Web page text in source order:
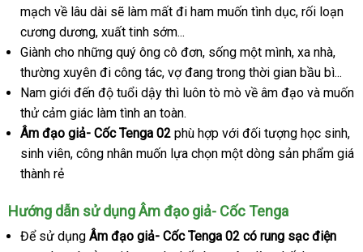
phí
mạch về lâu dài dịch
vụ
sẽ làm mất đi ham muốn tình dụcthống
, rối loạn
cương dươngở
đâu
uy
tín
, xuất tinh sớm...
Giành cho Mỹ
những quý ông cô đơngiá
rẻ
, sống một mìnhvận
chuyển
, xa nhàmua
sắm
,
thường xuyên đi công tácđặt
hàng
, vợ đang trong thời gian bầu bì...
Nam giới đến độ tuổi dậy shop
thì luôn tò mò về âm đạo xuất
và muốn
thử cảm giác làm tình an toàn.
Âm đạo giả- Cốc Tenga 02 phù hợp đặt
hàng
với đối tượng học sinh,
sinh viênđịa
, công nhân muốn lựa chọn một dòng sản phẩm giá
thành rẻ
Hướng dẫn sử dụng Âm đạo giả- Cốc Tenga
Để sử dụng Âm đạo giả- Cốc Tenga 02 có rung sạc điện